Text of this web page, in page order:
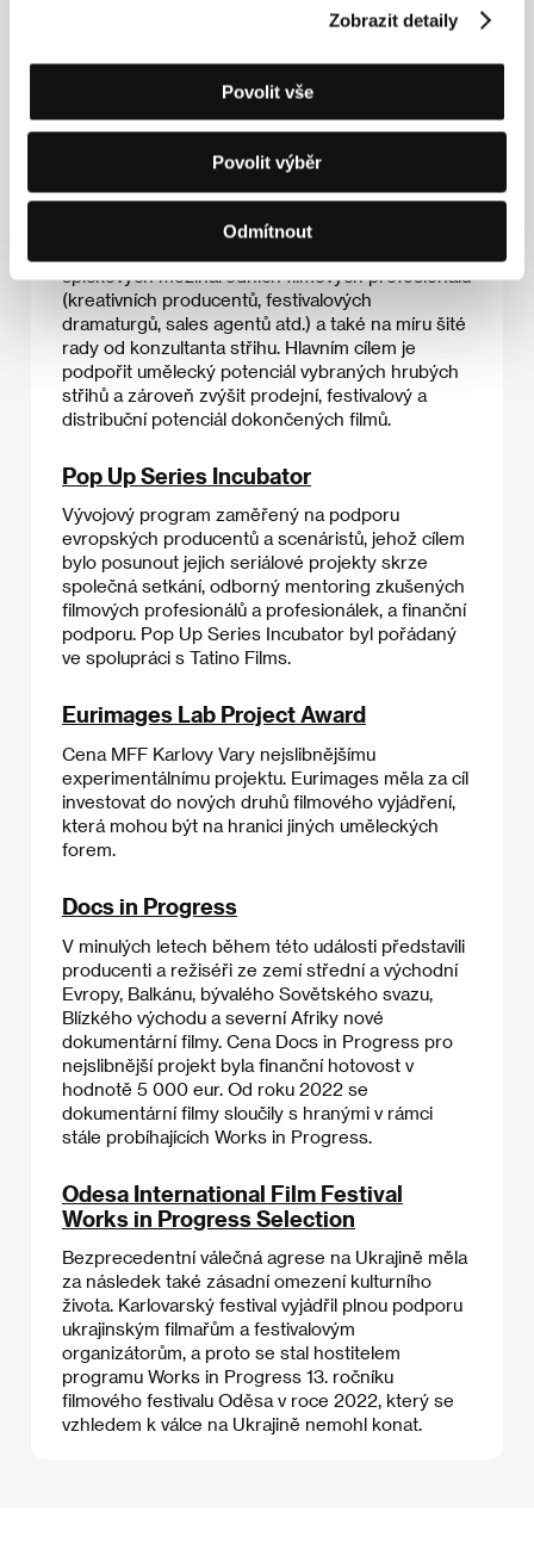
Zobrazit detaily
Povolit vše
Povolit výběr
Odmítnout
prezentovány vybraným filmovým profesionálům
festivalů atd.).
First Cut Lab
First Cut Lab Karlovy Vary je program určený až
pro 2 hrané filmy ve fázi střihu. Vybrané týmy
producentů a režisérů promítají na soukromém
sezení svůj kompletní hrubý střih a získávají
špičkových mezinárodních filmových profesionálů
(kreativních producentů, festivalových
dramaturgů, sales agentů atd.) a také na míru šité
rady od konzultanta střihu. Hlavním cílem je
podpořit umělecký potenciál vybraných hrubých
střihů a zároveň zvýšit prodejní, festivalový a
distribuční potenciál dokončených filmů.
Pop Up Series Incubator
Vývojový program zaměřený na podporu
evropských producentů a scenáristů, jehož cílem
bylo posunout jejich seriálové projekty skrze
společná setkání, odborný mentoring zkušených
filmových profesionálů a profesionálek, a finanční
podporu. Pop Up Series Incubator byl pořádaný
ve spolupráci s Tatino Films.
Eurimages Lab Project Award
Cena MFF Karlovy Vary nejslibnějšímu
experimentálnímu projektu. Eurimages měla za cíl
investovat do nových druhů filmového vyjádření,
která mohou být na hranici jiných uměleckých
forem.
Docs in Progress
V minulých letech během této události představili
producenti a režiséři ze zemí střední a východní
Evropy, Balkánu, bývalého Sovětského svazu,
Blízkého východu a severní Afriky nové
dokumentární filmy. Cena Docs in Progress pro
nejslibnější projekt byla finanční hotovost v
hodnotě 5 000 eur. Od roku 2022 se
dokumentární filmy sloučily s hranými v rámci
stále probíhajících Works in Progress.
Odesa International Film Festival
Works in Progress Selection
Bezprecedentní válečná agrese na Ukrajině měla
za následek také zásadní omezení kulturního
života. Karlovarský festival vyjádřil plnou podporu
ukrajinským filmařům a festivalovým
organizátorům, a proto se stal hostitelem
programu Works in Progress 13. ročníku
filmového festivalu Oděsa v roce 2022, který se
vzhledem k válce na Ukrajině nemohl konat.